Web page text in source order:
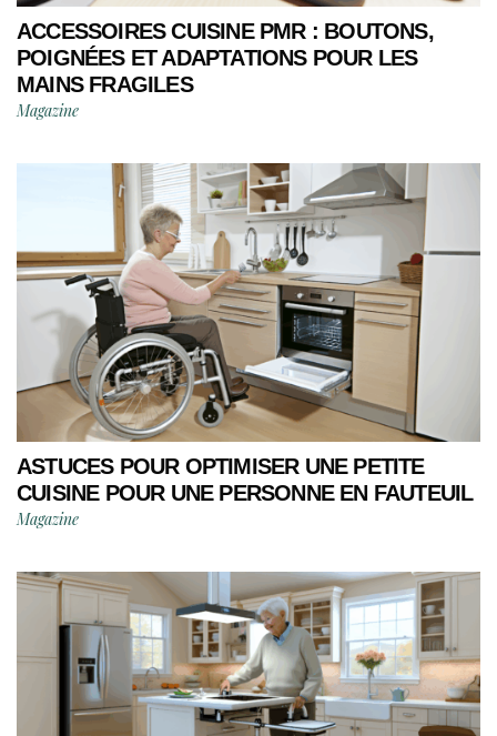
ACCESSOIRES CUISINE PMR : BOUTONS,
POIGNÉES ET ADAPTATIONS POUR LES
MAINS FRAGILES
Magazine
ASTUCES POUR OPTIMISER UNE PETITE
CUISINE POUR UNE PERSONNE EN FAUTEUIL
Magazine